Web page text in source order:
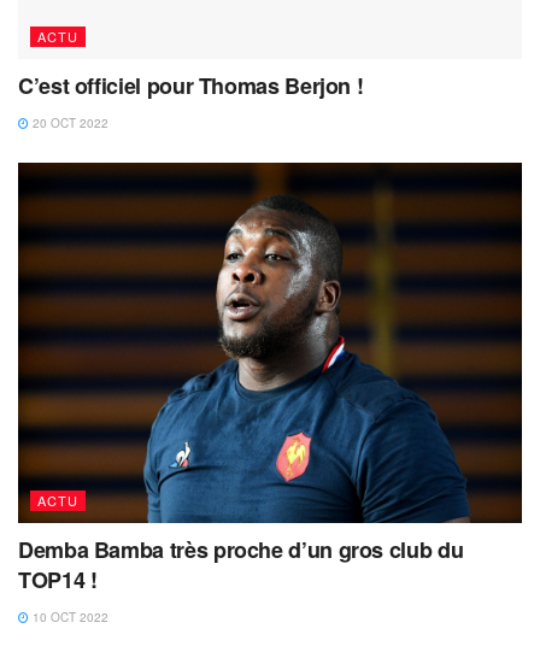
ACTU
C’est officiel pour Thomas Berjon !
20 OCT 2022
ACTU
Demba Bamba très proche d’un gros club du
TOP14 !
10 OCT 2022